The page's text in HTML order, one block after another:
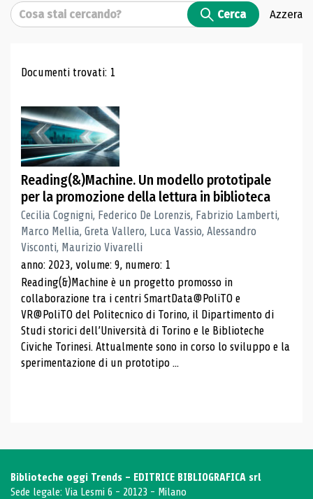
Cerca Cerca Azzera
Risultati di ricerca
Documenti trovati: 1
Reading(&)Machine. Un modello prototipale
per la promozione della lettura in biblioteca
Cecilia Cognigni, Federico De Lorenzis, Fabrizio Lamberti,
Marco Mellia, Greta Vallero, Luca Vassio, Alessandro
Visconti, Maurizio Vivarelli
anno: 2023, volume: 9, numero: 1
Reading(&)Machine è un progetto promosso in
collaborazione tra i centri SmartData@PoliTO e
VR@PoliTO del Politecnico di Torino, il Dipartimento di
Studi storici dell’Università di Torino e le Biblioteche
Civiche Torinesi. Attualmente sono in corso lo sviluppo e la
sperimentazione di un prototipo ...
Biblioteche oggi Trends - EDITRICE BIBLIOGRAFICA srl
Sede legale: Via Lesmi 6 - 20123 - Milano